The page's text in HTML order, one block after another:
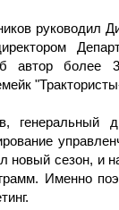
руководил
автор более
генеральный
новый сезон, и
Именно